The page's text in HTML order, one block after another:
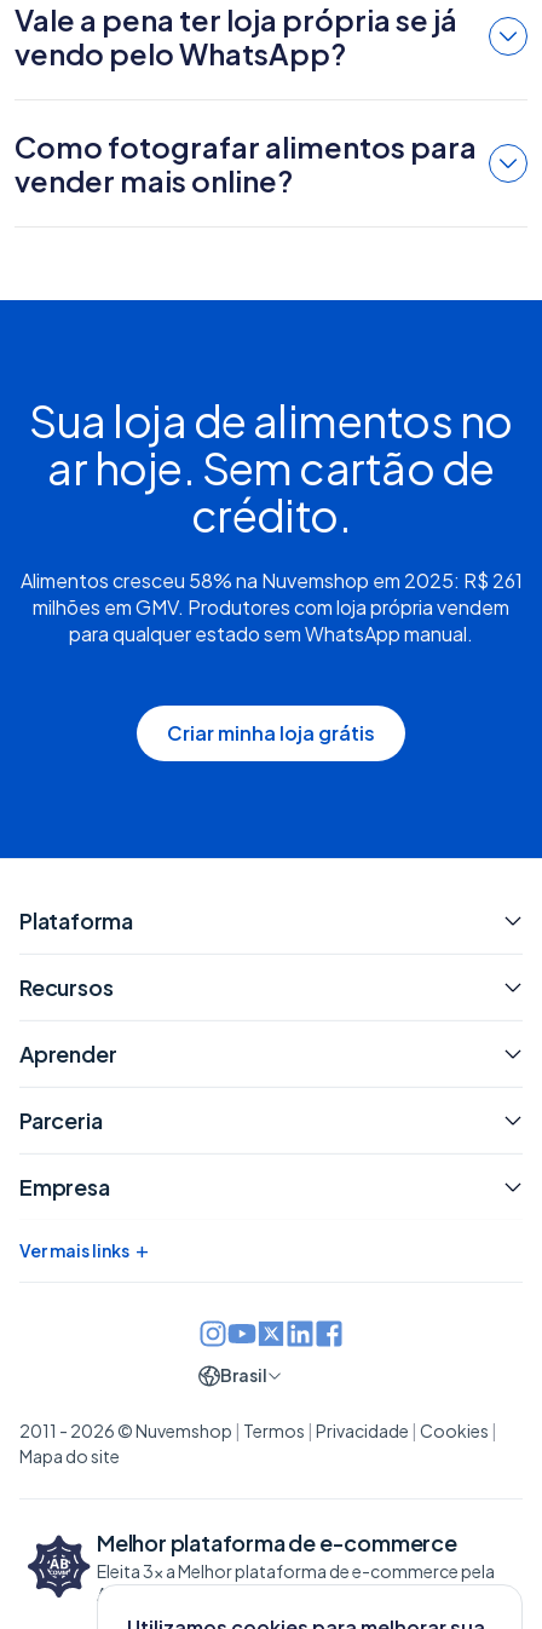
Vale a pena ter loja própria se já
vendo pelo WhatsApp?
Como fotografar alimentos para
vender mais online?
Sua loja de alimentos no
ar hoje. Sem cartão de
crédito.
Alimentos cresceu 58% na Nuvemshop em 2025: R$ 261
milhões em GMV. Produtores com loja própria vendem
para qualquer estado sem WhatsApp manual.
Criar minha loja grátis
Plataforma
Recursos
Aprender
Parceria
Empresa
Ver mais links +
2011 - 2026 © Nuvemshop Termos Privacidade Cookies
Mapa do site
Brasil
Melhor plataforma dee-commerce
Eleita 3x a Melhor plataforma de e-commerce pela
ABCOMM